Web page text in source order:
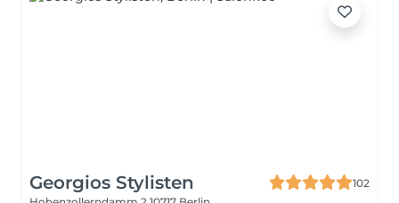
Georgios Stylisten
102